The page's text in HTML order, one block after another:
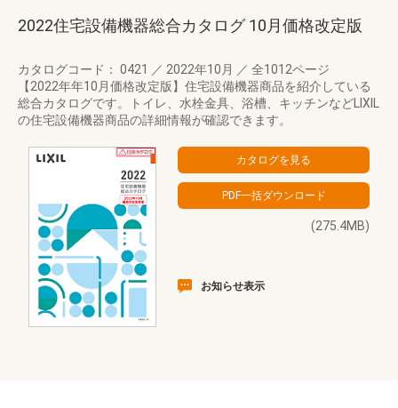
2022住宅設備機器総合カタログ 10月価格改定版
カタログコード： 0421 ／ 2022年10月 ／ 全1012ページ
【2022年年10月価格改定版】住宅設備機器商品を紹介している
総合カタログです。トイレ、水栓金具、浴槽、キッチンなどLIXIL
の住宅設備機器商品の詳細情報が確認できます。
(275.4MB)
お知らせ表示